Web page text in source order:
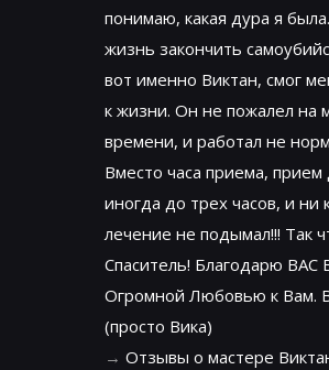
понимаю, какая дура я
жизнь закончить
вот именно Виктан, смог
к жизни. Он не пожалел на
времени, и работал не
Вместо часа приема, прием
иногда до трех часов, и ни
лечение не подымал!!! Так
Спаситель! Благодарю ВАС
Огромной Любовью к Вам.
(просто Вика)
→ Отзывы о мастере